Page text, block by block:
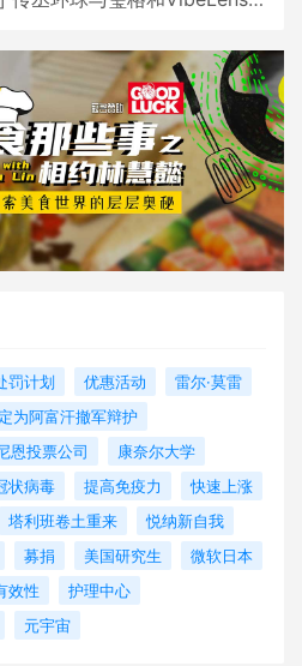
罚计划 优惠活动
雷尔·莫雷
为阿富汗撤军辩护
恩投票公司
康奈尔大学
状病毒 提高免疫力
快速上涨
塔利班卷土重来
悦纳新自我
募捐 美国研究生
微软日本
效性
护理中心
元宇宙